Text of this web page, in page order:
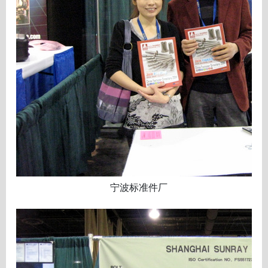
宁波标准件厂